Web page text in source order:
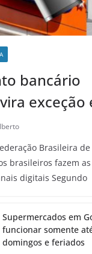
bancário
exceção
Brasileira de
brasileiros fazem
digitais Segundo
Supermercados em
funcionar somente
domingos e feriados